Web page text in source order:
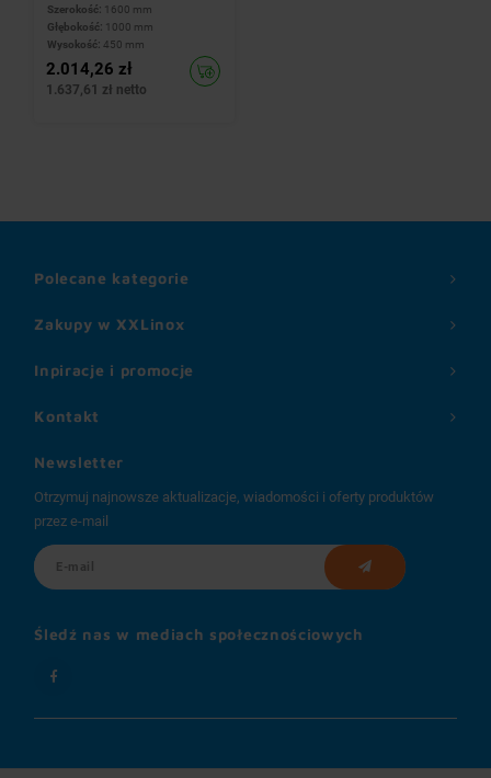
Szerokość: 1600 mm
Głębokość: 1000 mm
Wysokość: 450 mm
2.014,26 zł
1.637,61 zł netto
Zakupy w XXLinox
Inpiracje i promocje
Polecane kategorie
Kontakt
Newsletter
Otrzymuj najnowsze aktualizacje, wiadomości i oferty produktów
przez e-mail
Śledź nas w mediach społecznościowych